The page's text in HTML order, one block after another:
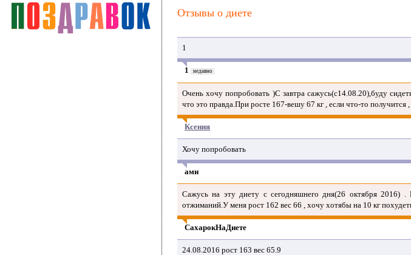
Отзывы о диете
1
1 недавно
Очень хочу попробовать )С завтра сажусь(с14.08.20),буду
что это правда.При росте 167-вешу 67 кг , если что-то
Ксения
Хочу попробовать
ами
Сажусь на эту диету с сегодняшнего дня(26 октября 2016)
отжиманий.У меня рост 162 вес 66 , хочу хотябы на 10 кг
СахарокНаДиете
24.08.2016 рост 163 вес 65.9